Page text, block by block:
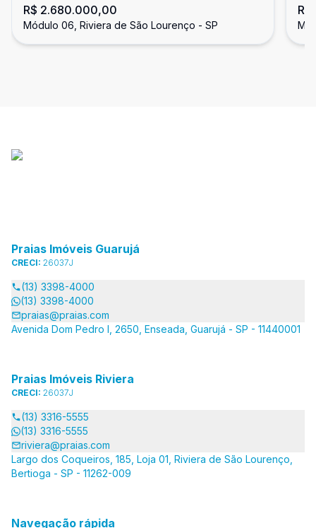
de São Lourenço
R$ 2.680.000,00
Módulo 06, Riviera de São Lourenço - SP
Praias Imóveis Guarujá
CRECI: 26037J
(13) 3398-4000
(13) 3398-4000
praias@praias.com
Avenida Dom Pedro I, 2650, Enseada, Guarujá - SP - 11440001
Praias Imóveis Riviera
CRECI: 26037J
(13) 3316-5555
(13) 3316-5555
riviera@praias.com
Largo dos Coqueiros, 185, Loja 01, Riviera de São Lourenço,
Bertioga - SP - 11262-009
Navegação rápida